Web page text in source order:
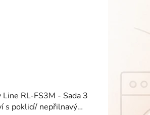
Line RL-FS3M - Sada 3
s poklicí/ nepřilnavý